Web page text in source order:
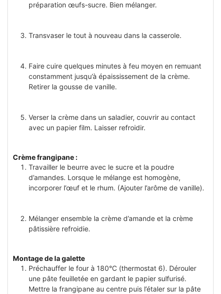
préparation œufs-sucre. Bien mélanger.
Transvaser le tout à nouveau dans la casserole.
Faire cuire quelques minutes à feu moyen en remuant
constamment jusqu’à épaississement de la crème.
Retirer la gousse de vanille.
Verser la crème dans un saladier, couvrir au contact
avec un papier film. Laisser refroidir.
Crème frangipane :
Travailler le beurre avec le sucre et la poudre
d’amandes. Lorsque le mélange est homogène,
incorporer l’œuf et le rhum. (Ajouter l’arôme de vanille).
Mélanger ensemble la crème d’amande et la crème
pâtissière refroidie.
Montage de la galette
Préchauffer le four à 180°C (thermostat 6). Dérouler
une pâte feuilletée en gardant le papier sulfurisé.
Mettre la frangipane au centre puis l’étaler sur la pâte